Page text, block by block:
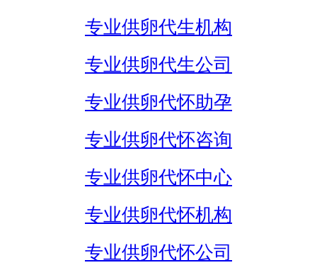
专业供卵代生机构
专业供卵代生公司
专业供卵代怀助孕
专业供卵代怀咨询
专业供卵代怀中心
专业供卵代怀机构
专业供卵代怀公司